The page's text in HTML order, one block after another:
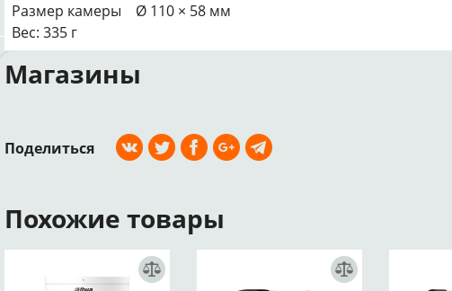
Размер камеры Ø 110 × 58 мм
Вес: 335 г
Магазины
Поделиться
Похожие товары